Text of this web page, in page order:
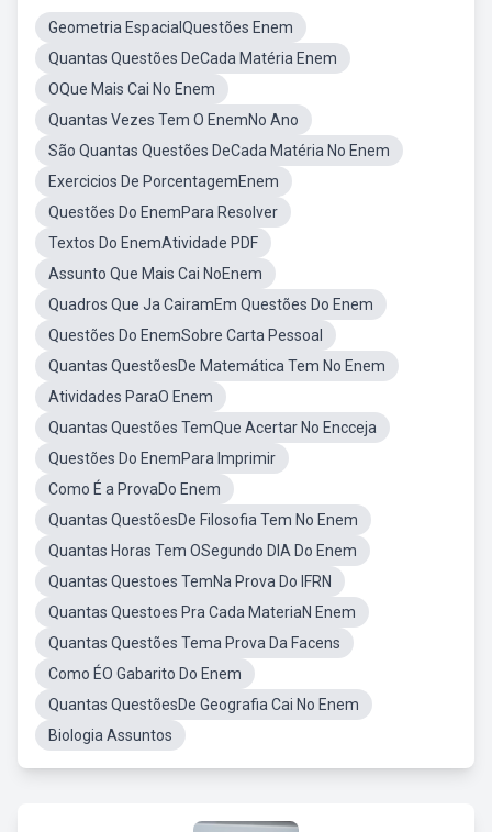
Geometria EspacialQuestões Enem
Quantas Questões DeCada Matéria Enem
OQue Mais Cai No Enem
Quantas Vezes Tem O EnemNo Ano
São Quantas Questões DeCada Matéria No Enem
Exercicios De PorcentagemEnem
Questões Do EnemPara Resolver
Textos Do EnemAtividade PDF
Assunto Que Mais Cai NoEnem
Quadros Que Ja CairamEm Questões Do Enem
Questões Do EnemSobre Carta Pessoal
Quantas QuestõesDe Matemática Tem No Enem
Atividades ParaO Enem
Quantas Questões TemQue Acertar No Encceja
Questões Do EnemPara Imprimir
Como É a ProvaDo Enem
Quantas QuestõesDe Filosofia Tem No Enem
Quantas Horas Tem OSegundo DIA Do Enem
Quantas Questoes TemNa Prova Do IFRN
Quantas Questoes Pra Cada MateriaN Enem
Quantas Questões Tema Prova Da Facens
Como ÉO Gabarito Do Enem
Quantas QuestõesDe Geografia Cai No Enem
Biologia Assuntos